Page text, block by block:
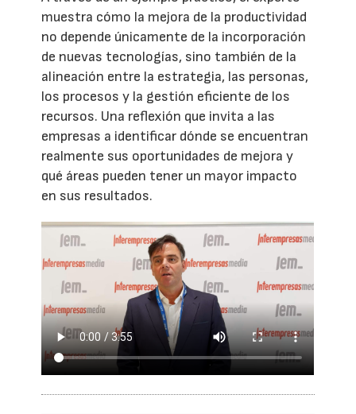
muestra cómo la mejora de la productividad
no depende únicamente de la incorporación
de nuevas tecnologías, sino también de la
alineación entre la estrategia, las personas,
los procesos y la gestión eficiente de los
recursos. Una reflexión que invita a las
empresas a identificar dónde se encuentran
realmente sus oportunidades de mejora y
qué áreas pueden tener un mayor impacto
en sus resultados.